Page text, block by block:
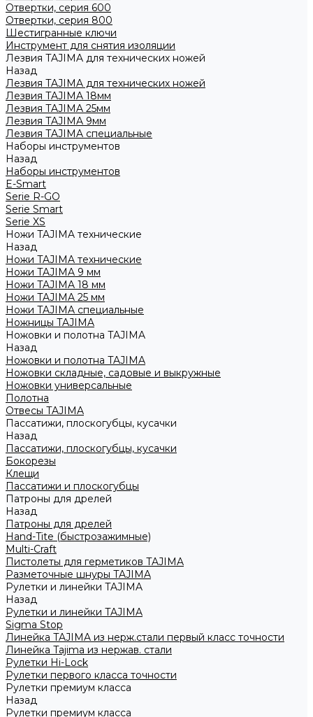
Отвертки, серия 600
Отвертки, серия 800
Шестигранные ключи
Инструмент для снятия изоляции
Лезвия TAJIMA для технических ножей
Назад
Лезвия TAJIMA для технических ножей
Лезвия TAJIMA 18мм
Лезвия TAJIMA 25мм
Лезвия TAJIMA 9мм
Лезвия TAJIMA специальные
Наборы инструментов
Назад
Наборы инструментов
E-Smart
Serie R-GO
Serie Smart
Serie XS
Ножи TAJIMA технические
Назад
Ножи TAJIMA технические
Ножи TAJIMA 9 мм
Ножи TAJIMA 18 мм
Ножи TAJIMA 25 мм
Ножи TAJIMA специальные
Ножницы TAJIMA
Ножовки и полотна TAJIMA
Назад
Ножовки и полотна TAJIMA
Ножовки складные, садовые и выкружные
Ножовки универсальные
Полотна
Отвесы TAJIMA
Пассатижи, плоскогубцы, кусачки
Назад
Пассатижи, плоскогубцы, кусачки
Бокорезы
Клещи
Пассатижи и плоскогубцы
Патроны для дрелей
Назад
Патроны для дрелей
Hand-Tite (быстрозажимные)
Multi-Craft
Пистолеты для герметиков TAJIMA
Разметочные шнуры TAJIMA
Рулетки и линейки TAJIMA
Назад
Рулетки и линейки TAJIMA
Sigma Stop
Линейка TAJIMA из нерж.стали первый класс точности
Линейка Tajima из нержав. стали
Рулетки Hi-Lock
Рулетки первого класса точности
Рулетки премиум класса
Назад
Рулетки премиум класса